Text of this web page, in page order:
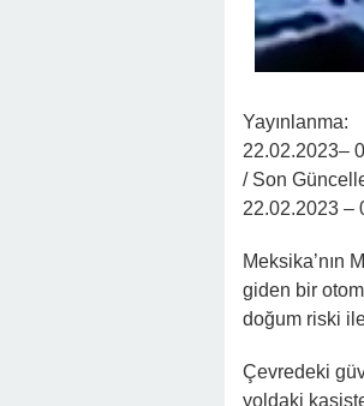
Yayınlanma:
22.02.2023–
/ Son
22.02.2023 –
Meksika’nın
giden bir
doğum riski
Çevredeki
yoldaki